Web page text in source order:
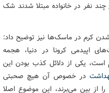
نفر در خانواده مبتلا شدند شک
کرم در ماسک‌ها نیز توضیح داد:
اپیدمی کرونا در دنیا، هجمه
است، یکی از دلائل کذب بودن این
در خصوص آن هیچ صحبتی
از بین می‌برند، این موضوع اصلا